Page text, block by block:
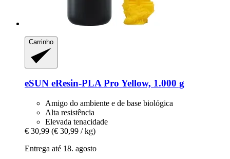
Carrinho
eSUN eResin-​PLA Pro Yellow, 1.000 g
Amigo do ambiente e de base biológica
Alta resistência
Elevada tenacidade
€ 30,99 (€ 30,99 / kg)
Entrega até 18. agosto